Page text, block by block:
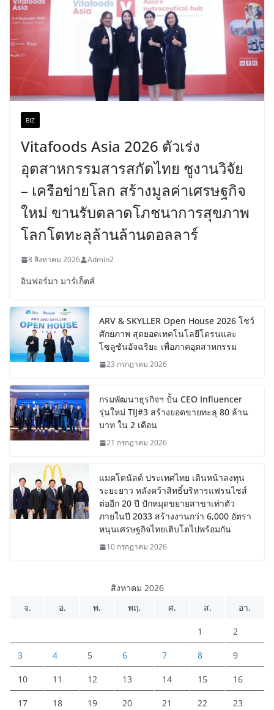
BIZ
Vitafoods Asia 2026 ตัวเร่ง
อุตสาหกรรมสารสกัดไทย ชูงานวิจัย
– เครือข่ายโลก สร้างมูลค่าเศรษฐกิจ
ใหม่ ขานรับตลาดโภชนาการสุขภาพ
โลกโตทะลุล้านล้านดอลลาร์
8 สิงหาคม 2026 Admin2
อินฟอร์มา มาร์เก็ตส์
ARV & SKYLLER Open House 2026 โชว์
ศักยภาพ สุดยอดเทคโนโลยีโดรนและ
โซลูชันอัจฉริยะ เพื่อภาคอุตสาหกรรม
23 กรกฎาคม 2026
กรมพัฒนาธุรกิจฯ ปั้น CEO Influencer
รุ่นใหม่ TIJ#3 สร้างยอดขายทะลุ 80 ล้าน
บาท ใน 2 เดือน
21 กรกฎาคม 2026
แมคโดนัลด์ ประเทศไทย เดินหน้าลงทุน
ระยะยาว หลังคว้าสิทธิ์บริหารแฟรนไชส์
ต่ออีก 20 ปี ปักหมุดขยายสาขาเท่าตัว
ภายในปี 2033 สร้างงานกว่า 6,000 อัตรา
หนุนเศรษฐกิจไทยเติบโตไปพร้อมกัน
10 กรกฎาคม 2026
สิงหาคม 2026
จ.
อ. พ. พฤ. ศ. ส. อา.
1 2
3 4 5 6 7 8 9
10 11 12 13 14 15 16
17 18 19 20 21 22 23